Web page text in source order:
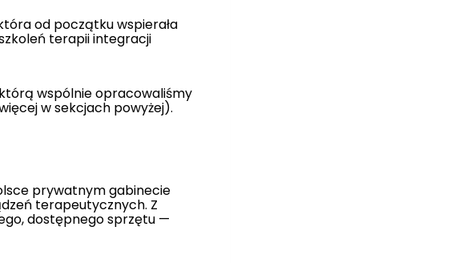
od początku wspierała
terapii integracji
wspólnie opracowaliśmy
w sekcjach powyżej).
prywatnym gabinecie
terapeutycznych. Z
dostępnego sprzętu —